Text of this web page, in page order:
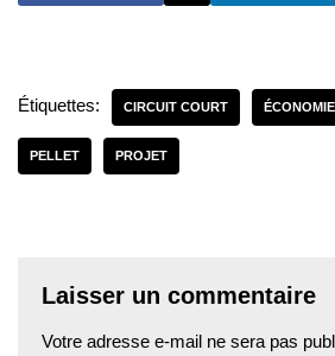
Étiquettes: CIRCUIT COURT
PELLET PROJET
Laisser un commentaire
Votre adresse e-mail ne sera pas